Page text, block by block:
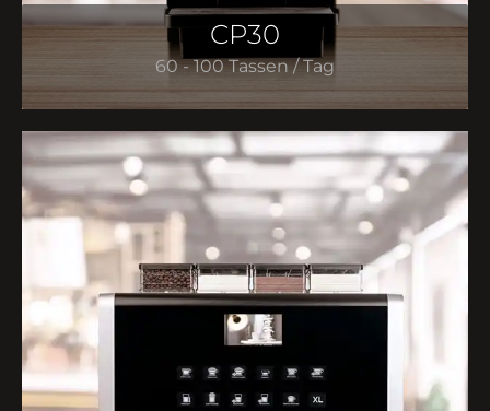
CP30
60 - 100 Tassen / Tag